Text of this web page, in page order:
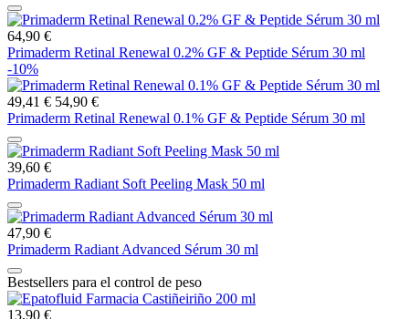
64,90 €
Primaderm Retinal Renewal 0.2% GF & Peptide Sérum 30 ml
-10%
49,41 € 54,90 €
Primaderm Retinal Renewal 0.1% GF & Peptide Sérum 30 ml
39,60 €
Primaderm Radiant Soft Peeling Mask 50 ml
47,90 €
Primaderm Radiant Advanced Sérum 30 ml
Bestsellers para el control de peso
13,90 €